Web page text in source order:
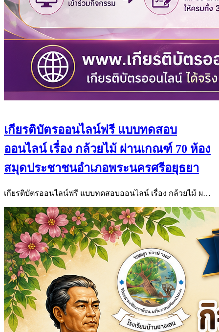
เกียรติบัตรออนไลน์ฟรี แบบทดสอบ
ออนไลน์ เรื่อง กล้วยไม้ ผ่านเกณฑ์ 70 ห้อง
สมุดประชาชนอำเภอพระนครศรีอยุธยา
เกียรติบัตรออนไลน์ฟรี แบบทดสอบออนไลน์ เรื่อง กล้วยไม้ ผ…